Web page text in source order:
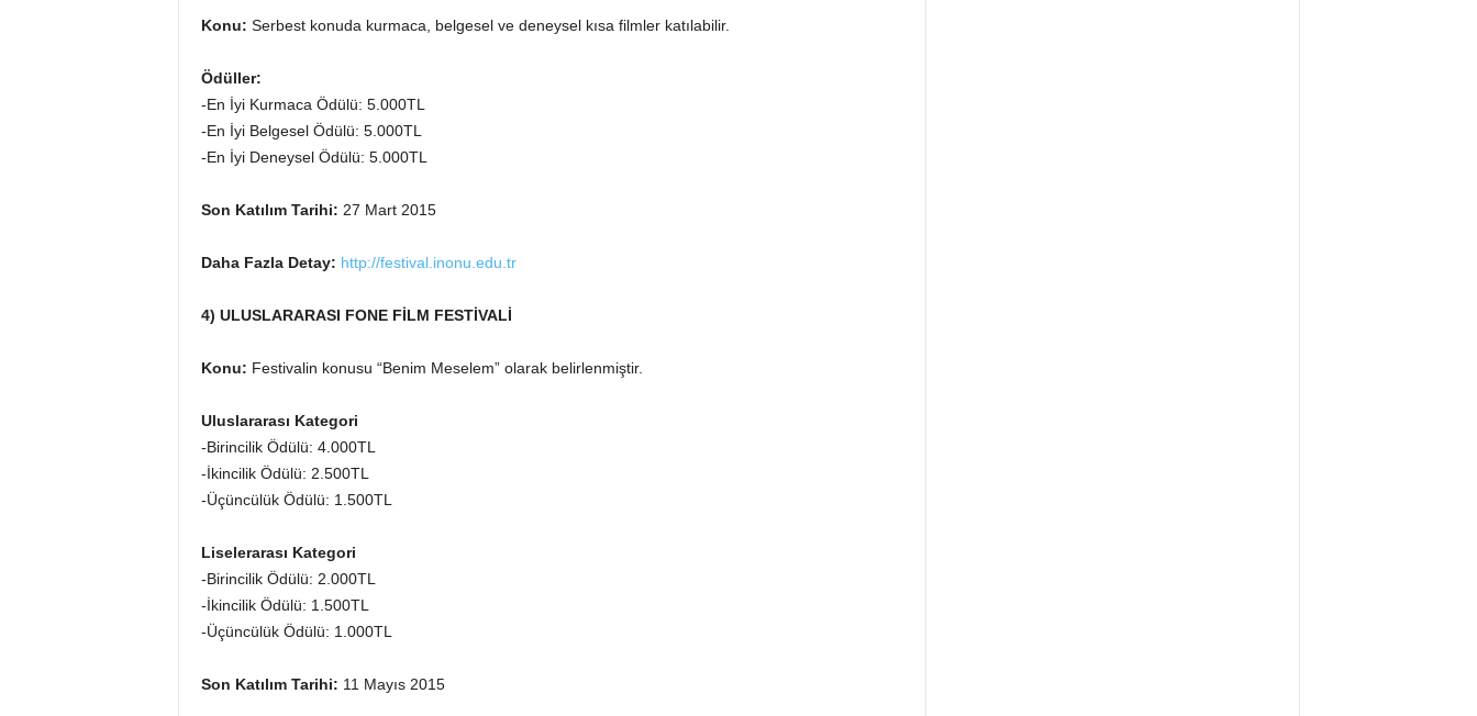
Konu: Serbest konuda kurmaca, belgesel ve deneysel kısa filmler katılabilir.
Ödüller:
-En İyi Kurmaca Ödülü: 5.000TL
-En İyi Belgesel Ödülü: 5.000TL
-En İyi Deneysel Ödülü: 5.000TL
Son Katılım Tarihi: 27 Mart 2015
Daha Fazla Detay: http://festival.inonu.edu.tr
4) ULUSLARARASI FONE FİLM FESTİVALİ
Konu: Festivalin konusu “Benim Meselem” olarak belirlenmiştir.
Uluslararası Kategori
-Birincilik Ödülü: 4.000TL
-İkincilik Ödülü: 2.500TL
-Üçüncülük Ödülü: 1.500TL
Liselerarası Kategori
-Birincilik Ödülü: 2.000TL
-İkincilik Ödülü: 1.500TL
-Üçüncülük Ödülü: 1.000TL
Son Katılım Tarihi: 11 Mayıs 2015